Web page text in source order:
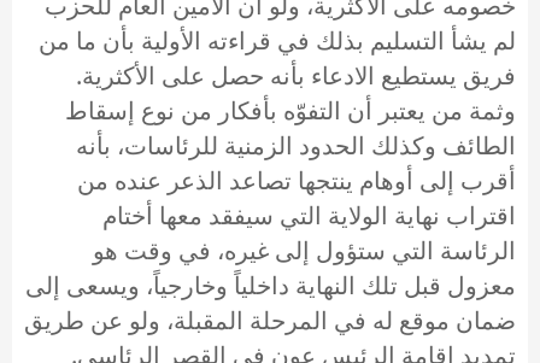
لم يشأ التسليم بذلك في قراءته الأولية بأن ما من
فريق يستطيع الادعاء بأنه حصل على الأكثرية.
وثمة من يعتبر أن التفوّه بأفكار من نوع إسقاط
الطائف وكذلك الحدود الزمنية للرئاسات، بأنه
أقرب إلى أوهام ينتجها تصاعد الذعر عنده من
اقتراب نهاية الولاية التي سيفقد معها أختام
الرئاسة التي ستؤول إلى غيره، في وقت هو
معزول قبل تلك النهاية داخلياً وخارجياً، ويسعى إلى
ضمان موقع له في المرحلة المقبلة، ولو عن طريق
تمديد إقامة الرئيس عون في القصر الرئاسي.